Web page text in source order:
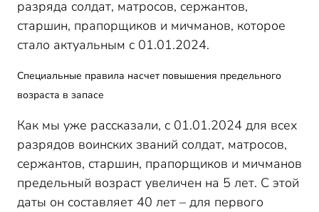
разряда солдат, матросов, сержантов,
старшин, прапорщиков и мичманов, которое
стало актуальным с 01.01.2024.
Специальные правила насчет повышения предельного
возраста в запасе
Как мы уже рассказали, с 01.01.2024 для всех
разрядов воинских званий солдат, матросов,
сержантов, старшин, прапорщиков и мичманов
предельный возраст увеличен на 5 лет. С этой
даты он составляет 40 лет – для первого